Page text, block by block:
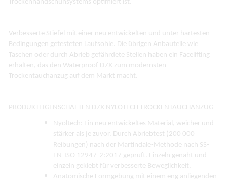
Trockenhandschuhsystems optimiert ist.
Verbesserte Stiefel mit einer neu entwickelten und unter härtesten
Bedingungen getesteten Laufsohle. Die übrigen Anbauteile wie
Taschen oder durch Abrieb gefährdete Stellen haben ein Facelifting
erhalten, das den Waterproof D7X zum modernsten
Trockentauchanzug auf dem Markt macht.
PRODUKTEIGENSCHAFTEN D7X NYLOTECH TROCKENTAUCHANZUG
Nyoltech: Ein neu entwickeltes Material, weicher und
stärker als je zuvor. Durch Abriebtest (200 000
Reibungen) nach der Martindale-Methode nach SS-
EN-ISO 12947-2:2017 geprüft. Einzeln genäht und
einzeln geklebt für verbesserte Beweglichkeit.
Anatomische Formgebung mit einem eng anliegenden